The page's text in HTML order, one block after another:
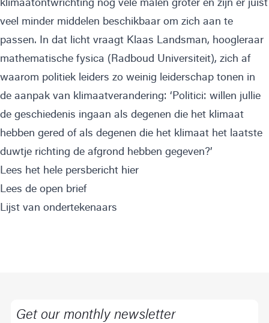
klimaatontwrichting nog vele malen groter en zijn er juist
veel minder middelen beschikbaar om zich aan te
passen. In dat licht vraagt Klaas Landsman, hoogleraar
mathematische fysica (Radboud Universiteit), zich af
waarom politiek leiders zo weinig leiderschap tonen in
de aanpak van klimaatverandering: ‘Politici: willen jullie
de geschiedenis ingaan als degenen die het klimaat
hebben gered of als degenen die het klimaat het laatste
duwtje richting de afgrond hebben gegeven?’
Lees het hele persbericht hier
Lees de open brief
Lijst van ondertekenaars
Get our monthly newsletter